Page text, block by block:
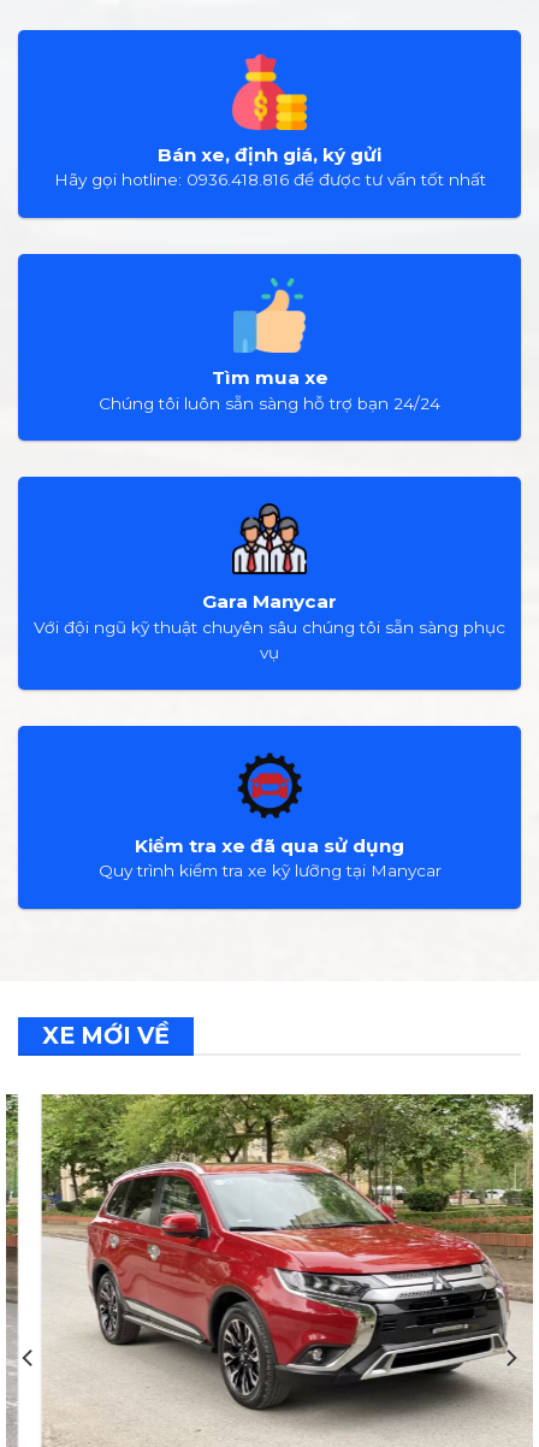
Bán xe, định giá, ký gửi
Hãy gọi hotline: 0936.418.816 để được tư vấn tốt nhất
Tìm mua xe
Chúng tôi luôn sẵn sàng hỗ trợ bạn 24/24
Gara Manycar
Với đội ngũ kỹ thuật chuyên sâu chúng tôi sẵn sàng phục
vụ
Kiểm tra xe đã qua sử dụng
Quy trình kiểm tra xe kỹ lưỡng tại Manycar
XE MỚI VỀ